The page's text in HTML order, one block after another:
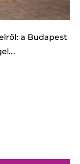
a Budapest